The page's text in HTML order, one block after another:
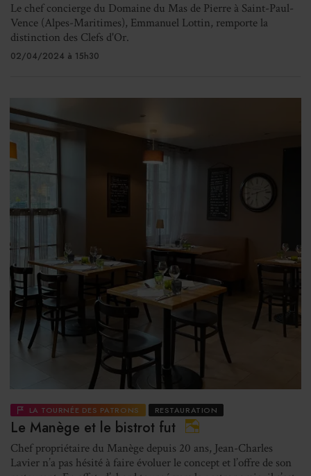
Le chef concierge du Domaine du Mas de Pierre à Saint-Paul-
Vence (Alpes-Maritimes), Emmanuel Lottin, remporte la
distinction des Clefs d'Or.
02/04/2024 à 15h30
LA TOURNÉE DES PATRONS RESTAURATION
Le Manège et le bistrot fut
Chef propriétaire du Manège depuis 20 ans, Jean-Charles
Lavier n’a pas hésité à faire évoluer le concept et l’offre de son